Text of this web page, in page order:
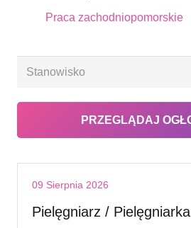
Praca zachodniopomorskie
09 Sierpnia 2026
Pielęgniarz /